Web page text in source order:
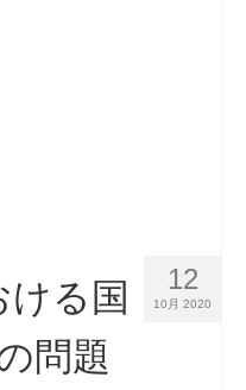
ダ語)
)
12
10月 2020
ける国
問題